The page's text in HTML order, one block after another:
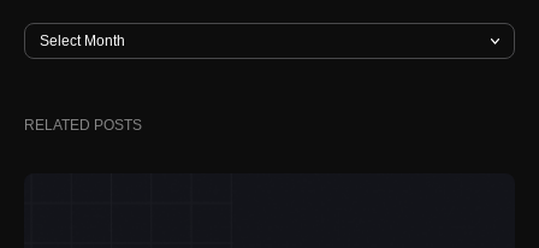
RELATED POSTS